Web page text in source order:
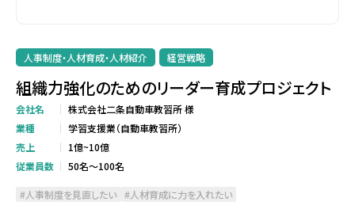
人事制度・人材育成・人材紹介 経営戦略
組織力強化のためのリーダー育成プロジェクト
会社名
株式会社二条自動車教習所 様
業種
学習支援業（自動車教習所）
売上
1億~10億
従業員数
50名～100名
人事制度を見直したい 人材育成に力を入れたい